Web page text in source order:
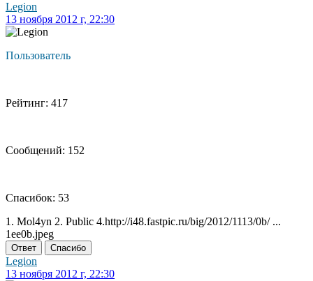
Legion
13 ноября 2012 г, 22:30
Пользователь
Рейтинг: 417
Сообщений: 152
Спасибок: 53
1. Mol4yn 2. Public 4.http://i48.fastpic.ru/big/2012/1113/0b/ ...
1ee0b.jpeg
Ответ Спасибо
Legion
13 ноября 2012 г, 22:30